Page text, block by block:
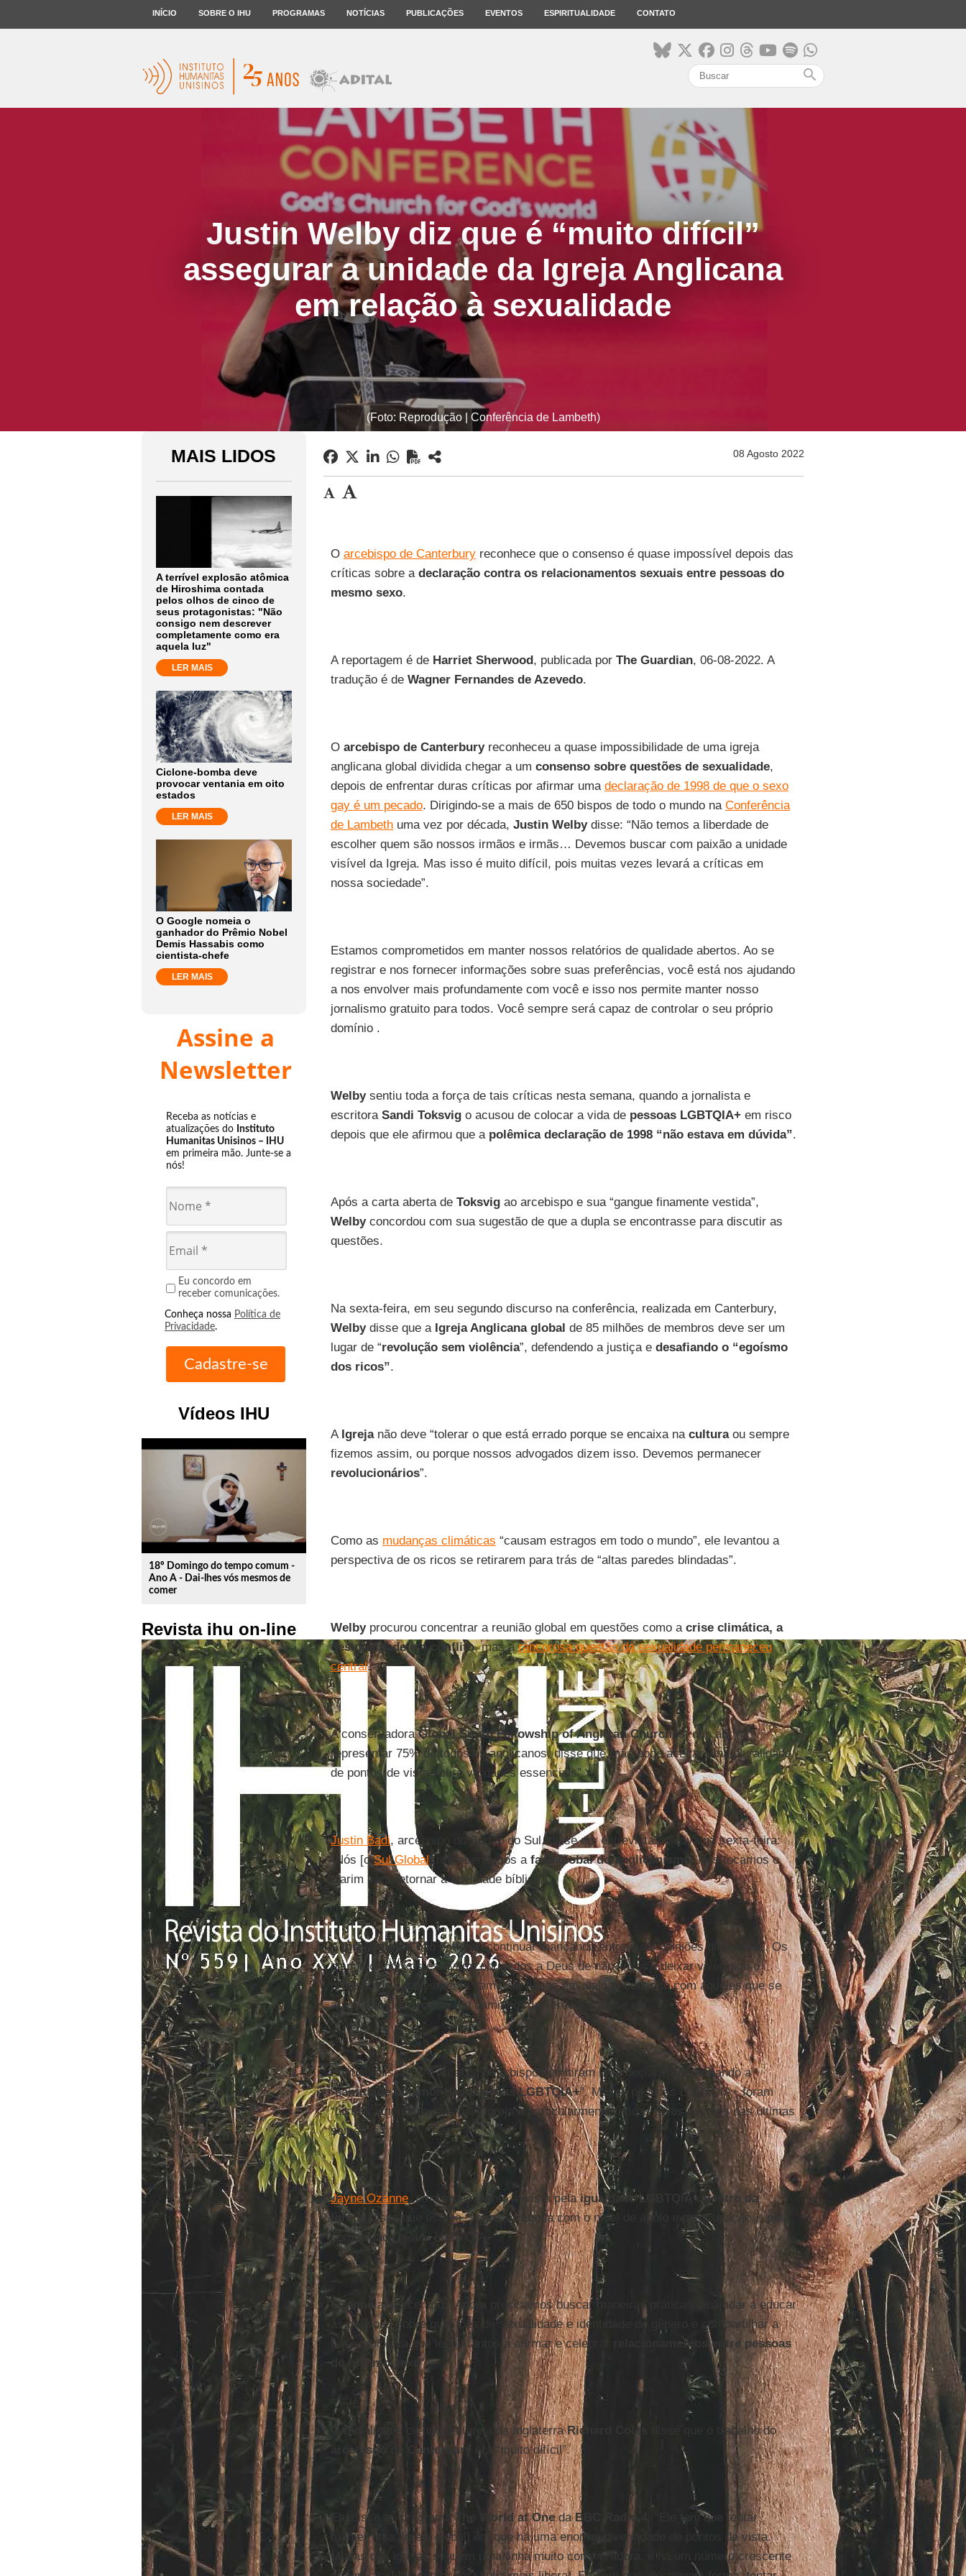
INÍCIO SOBRE O IHU PROGRAMAS NOTÍCIAS PUBLICAÇÕES EVENTOS ESPIRITUALIDADE CONTATO
search
Justin Welby diz que é “muito difícil”
assegurar a unidade da Igreja Anglicana
em relação à sexualidade
(Foto: Reprodução | Conferência de Lambeth)
MAIS LIDOS
A terrível explosão atômica
de Hiroshima contada
pelos olhos de cinco de
seus protagonistas: "Não
consigo nem descrever
completamente como era
aquela luz"
LER MAIS
Ciclone-bomba deve
provocar ventania em oito
estados
LER MAIS
O Google nomeia o
ganhador do Prêmio Nobel
Demis Hassabis como
cientista-chefe
LER MAIS
Assine a
Newsletter
Receba as notícias e
atualizações do Instituto
Humanitas Unisinos – IHU
em primeira mão. Junte-se a
nós!
Eu concordo em
receber comunicações.
Conheça nossa Política de
Privacidade.
Vídeos IHU
play_circle_outline
18º Domingo do tempo comum -
Ano A - Dai-lhes vós mesmos de
comer
Revista ihu on-line
08 Agosto 2022
O arcebispo de Canterburyreconhece que o consenso é quase impossível depois das
críticas sobre a declaração contra os relacionamentos sexuais entre pessoas do
mesmo sexo.
A reportagem é de Harriet Sherwood, publicada por The Guardian, 06-08-2022. A
tradução é de Wagner Fernandes de Azevedo.
O arcebispo de Canterburyreconheceu a quase impossibilidade de uma igreja
anglicana global dividida chegar a um consenso sobre questões de sexualidade,
depois de enfrentar duras críticas por afirmar uma declaração de 1998 de que o sexo
gay é um pecado. Dirigindo-se a mais de 650 bispos de todo o mundo na Conferência
de Lambethuma vez por década, Justin Welbydisse: “Não temos a liberdade de
escolher quem são nossos irmãos e irmãs… Devemos buscar com paixão a unidade
visível da Igreja. Mas isso é muito difícil, pois muitas vezes levará a críticas em
nossa sociedade”.
Estamos comprometidos em manter nossos relatórios de qualidade abertos. Ao se
registrar e nos fornecer informações sobre suas preferências, você está nos ajudando
a nos envolver mais profundamente com você e isso nos permite manter nosso
jornalismo gratuito para todos. Você sempre será capaz de controlar o seu próprio
domínio .
Welbysentiu toda a força de tais críticas nesta semana, quando a jornalista e
escritora Sandi Toksvigo acusou de colocar a vida de pessoas LGBTQIA+em risco
depois que ele afirmou que a polêmica declaração de 1998 “não estava em dúvida”.
Após a carta aberta de Toksvigao arcebispo e sua “gangue finamente vestida”,
Welbyconcordou com sua sugestão de que a dupla se encontrasse para discutir as
questões.
Na sexta-feira, em seu segundo discurso na conferência, realizada em Canterbury,
Welbydisse que a Igreja Anglicana global de 85 milhões de membros deve ser um
lugar de “revolução sem violência”, defendendo a justiça e desafiando o “egoísmo
dos ricos”.
A Igrejanão deve “tolerar o que está errado porque se encaixa na culturaou sempre
fizemos assim, ou porque nossos advogados dizem isso. Devemos permanecer
revolucionários”.
Como as mudanças climáticas “causam estragos em todo o mundo”, ele levantou a
perspectiva de os ricos se retirarem para trás de “altas paredes blindadas”.
Welbyprocurou concentrar a reunião global em questões como a crise climática, a
desigualdade e o conflito, mas arancorosa questão da sexualidade permaneceu
central.
A conservadoraGlobal South Fellowship of Anglican Churches, que afirma
representar 75% de todos os anglicanos, disse que “não pode aceitar uma pluralidade
de pontos de vista sobre verdades essenciais”.
Justin Badi, arcebispo do Sudão do Sul, disse em entrevista coletiva na sexta-feira:
“Nós [oSul Global] representamos a face global do anglicanismo. Nós tocamos o
clarim para retornar à fidelidade bíblica”.
AIgreja globalnão poderia “continuar mancando entre duas opiniões diferentes”. Os
bispos ortodoxos estavam “obrigados a Deus de não ‘viver e deixar viver’ sob o
pretexto de simplesmente caminhar juntos em diálogo contínuo com aqueles que se
afastaram do caminho (ou caminho) da verdade”, disse ele.
Enquanto isso, 170 arcebispos e bispos emitiram uma declaração afirmando a
“santidade do amor das pessoas LGBTQIA+”. Muitas pessoas LGBTQIA+ foram
“historicamente feridas pela Igreja e particularmente feridas pelos eventos das últimas
semanas”.
Jayne Ozanne, uma proeminente ativista pelaigualdade LGBTQIA+ dentro da
Igreja
, disse que estava “sobrecarregada com o nível de apoio e preocupação… pela
comunidade global LGBTQIA+”.
Ozanneacrescentou: “Agora precisamos buscar maneiras práticas de ajudar a educar
as pessoas sobre questões de sexualidade e identidade de gênero e compartilhar a
base teológica que levou tantos a afirmar e celebrar
relacionamentos entre pessoas
do mesmo sexo”.
O radialista e clérigo da Igreja da InglaterraRichard Coles
disse que o trabalho do
arcebispo de Canterbury
era “muito difícil”.
Ele disse ao programaThe World at OnedaBBC Radio 4
: “Ele tem que tentar
manter uma [igreja global] em que há uma enorme diversidade de pontos de vista.
Muitas das igrejas seguem uma linha muito conservadora, e há um número crescente